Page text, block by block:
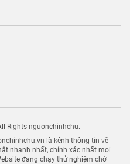
Rights nguonchinhchu.
là kênh thông tin về
nhanh nhất, chính xác nhất mọi
đang chạy thử nghiệm chờ